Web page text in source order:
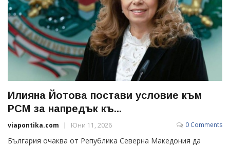
Илияна Йотова постави условие към
РСМ за напредък къ...
viapontika.com Юни 11, 2026 0 Comments
България очаква от Република Северна Македония да